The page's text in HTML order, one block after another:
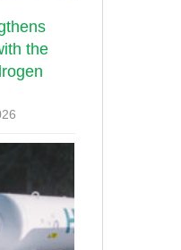
the